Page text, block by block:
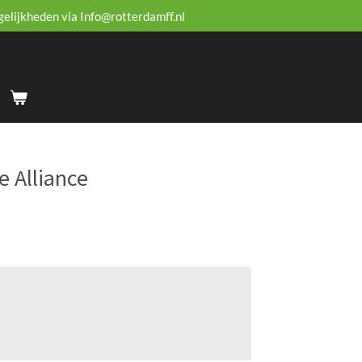
via Info@rotterdamff.nl
Alliance